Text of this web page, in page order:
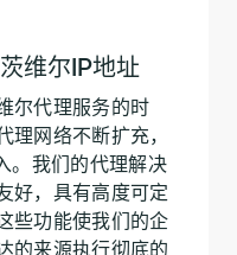
维尔IP地址
尔代理服务的时
网络不断扩充，
。我们的代理解决
好，具有高度可定
些功能使我们的企
的来源执行彻底的